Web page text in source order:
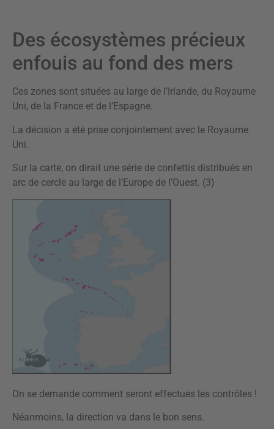
Des écosystèmes précieux
enfouis au fond des mers
Ces zones sont situées au large de l’Irlande, du Royaume
Uni, de la France et de l’Espagne.
La décision a été prise conjointement avec le Royaume
Uni.
Sur la carte, on dirait une série de confettis distribués en
arc de cercle au large de l’Europe de l’Ouest. (3)
On se demande comment seront effectués les contrôles !
Néanmoins, la direction va dans le bon sens.